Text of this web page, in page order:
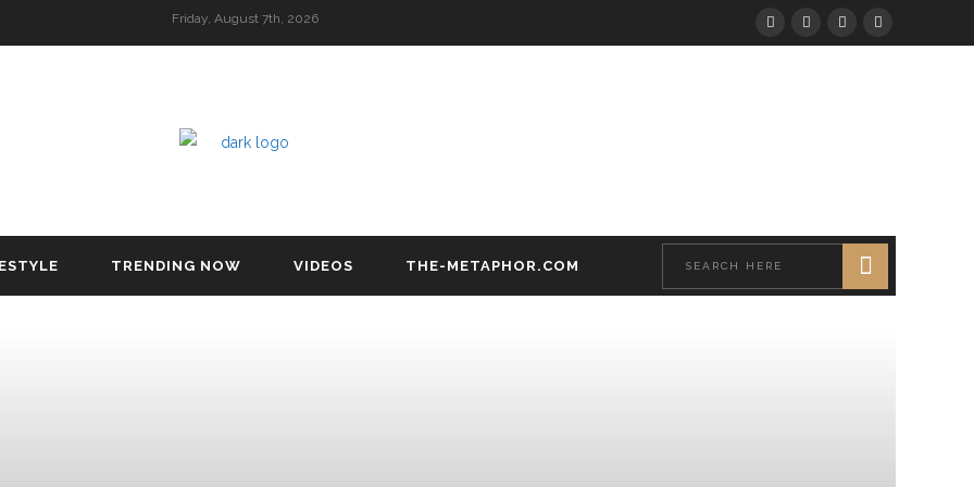
Friday, August 7th, 2026
TRENDING NOW VIDEOS THE-METAPHOR.COM